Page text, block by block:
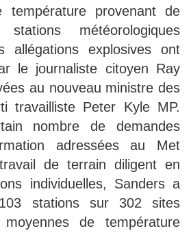
température provenant de
météorologiques
allégations explosives ont
le journaliste citoyen Ray
au nouveau ministre des
travailliste Peter Kyle MP.
nombre de demandes
adressées au Met
de terrain diligent en
individuelles, Sanders a
stations sur 302 sites
de température